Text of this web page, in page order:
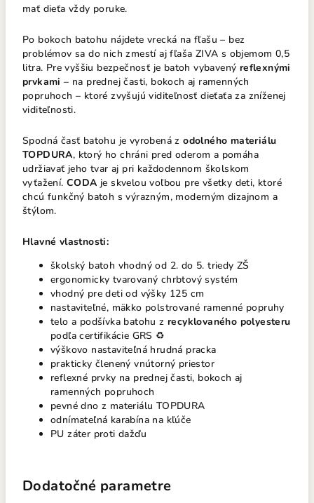
mať dieťa vždy poruke.
Po bokoch batohu nájdete vrecká na fľašu – bez
problémov sa do nich zmestí aj fľaša ZIVA s objemom 0,5
litra. Pre vyššiu bezpečnosť je batoh vybavený reflexnými
prvkami – na prednej časti, bokoch aj ramenných
popruhoch – ktoré zvyšujú viditeľnosť dieťaťa za zníženej
viditeľnosti.
Spodná časť batohu je vyrobená zodolného materiálu
TOPDURA, ktorý ho chráni pred oderom a pomáha
udržiavať jeho tvar aj pri každodennom školskom
vyťažení.CODA je skvelou voľbou pre všetky deti, ktoré
chcú funkčný batoh s výrazným, moderným dizajnom a
štýlom.
Hlavné vlastnosti:
školský batoh vhodný od 2. do 5. triedy ZŠ
ergonomicky tvarovaný chrbtový systém
vhodný pre deti od výšky 125 cm
nastaviteľné, mäkko polstrované ramenné popruhy
telo a podšívka batohu z recyklovaného polyesteru
podľa certifikácie GRS ♻️
výškovo nastaviteľná hrudná pracka
prakticky členený vnútorný priestor
reflexné prvky na prednej časti, bokoch aj
ramenných popruhoch
pevné dno z materiálu TOPDURA
odnímateľná karabína na kľúče
PU záter proti dažďu
Dodatočné parametre